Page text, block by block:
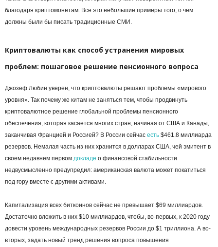
благодаря криптомонетам. Все это небольшие примеры того, о чем
должны были бы писать традиционные СМИ.
Криптовалюты как способ устранения мировых
проблем: пошаговое решение пенсионного вопроса
Джозеф Любин уверен, что криптовалюты решают проблемы «мирового
уровня». Так почему же китам не заняться тем, чтобы продвинуть
криптовалютное решение глобальной проблемы пенсионного
обеспечения, которая касается многих стран, начиная от США и Канады,
заканчивая Францией и Россией? В России сейчас есть $461.8 миллиарда
резервов. Немалая часть из них хранится в долларах США, чей эмитент в
своем недавнем первом докладе о финансовой стабильности
недвусмысленно предупредил: американская валюта может покатиться
под гору вместе с другими активами.
Капитализация всех биткоинов сейчас не превышает $69 миллиардов.
Достаточно вложить в них $10 миллиардов, чтобы, во-первых, к 2020 году
довести уровень международных резервов России до $1 триллиона. А во-
вторых, задать новый тренд решения вопроса повышения